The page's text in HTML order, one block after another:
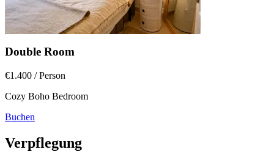
Double Room
€1.400 / Person
Cozy Boho Bedroom
Buchen
Verpflegung